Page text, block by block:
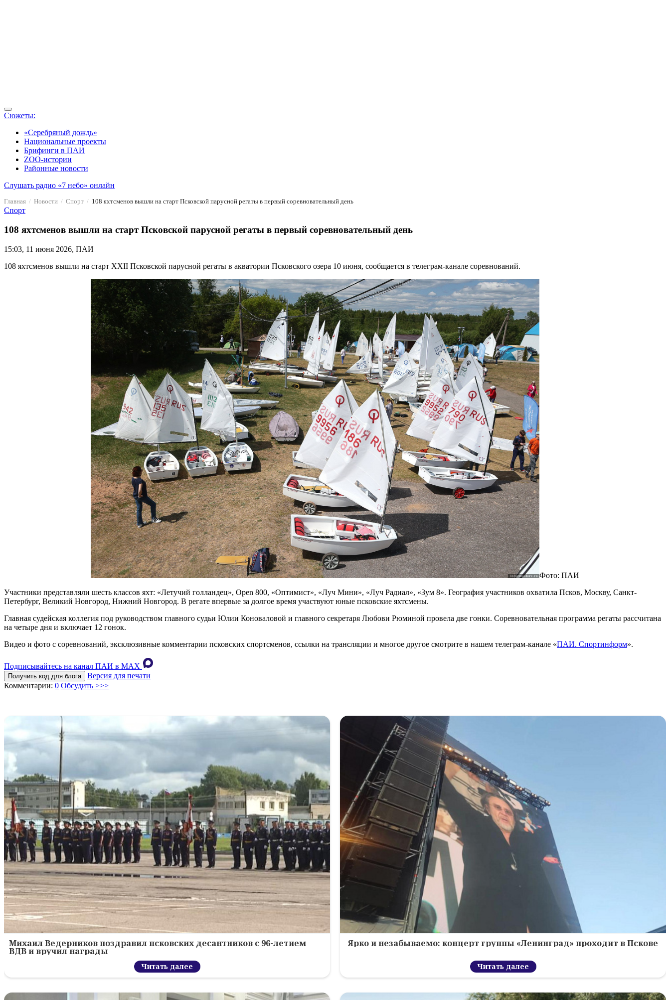
Сюжеты:
«Серебряный дождь»
Национальные проекты
Брифинги в ПАИ
ZOO-истории
Районные новости
Слушать радио «7 небо» онлайн
Главная Новости Спорт 108 яхтсменов вышли на старт Псковской парусной регаты в первый соревновательный день
Спорт
108 яхтсменов вышли на старт Псковской парусной регаты в первый соревновательный день
15:03, 11 июня 2026, ПАИ
108 яхтсменов вышли на старт XXII Псковской парусной регаты в акватории Псковского озера 10 июня, сообщается в телеграм-канале соревнований.
Фото: ПАИ
Участники представляли шесть классов яхт: «Летучий голландец», Open 800, «Оптимист», «Луч Мини», «Луч Радиал», «Зум 8». География участников охватила Псков, Москву, Санкт-
Петербург, Великий Новгород, Нижний Новгород. В регате впервые за долгое время участвуют юные псковские яхтсмены.
Главная судейская коллегия под руководством главного судьи Юлии Коноваловой и главного секретаря Любови Рюминой провела две гонки. Соревновательная программа регаты рассчитана
на четыре дня и включает 12 гонок.
Видео и фото с соревнований, эксклюзивные комментарии псковских спортсменов, ссылки на трансляции и многое другое смотрите в нашем телеграм-канале «ПАИ. Спортинформ».
Подписывайтесь на канал ПАИ в MAХ
Получить код для блога
Версия для печати
Комментарии: 0 Обсудить >>>
Михаил Ведерников поздравил псковских десантников с 96-летием
ВДВ и вручил награды
Читать далее
Ярко и незабываемо: концерт группы «Ленинград» проходит в Пскове
Читать далее